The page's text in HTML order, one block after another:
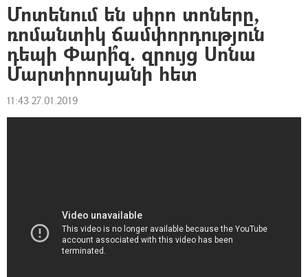
Մոտենում են սիրո տոները,
ռոմանտիկ ճամփորդություն
դեպի Փարի՞զ. զրույց Սոնա
Մարտիրոսյանի հետ
11:43 27.01.2019